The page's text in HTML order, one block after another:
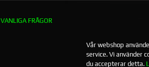
VANLIGA FRÅGOR
Vår webshop
service. Vi använder
du accepterar detta.